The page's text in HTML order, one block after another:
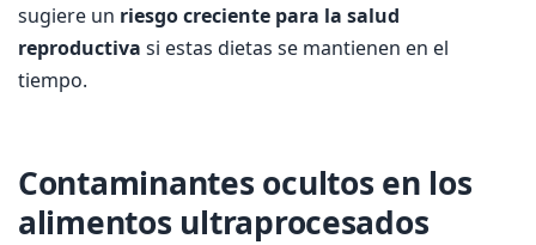
sugiere un riesgo creciente para la salud
reproductiva si estas dietas se mantienen en el
tiempo.
Contaminantes ocultos en los
alimentos ultraprocesados